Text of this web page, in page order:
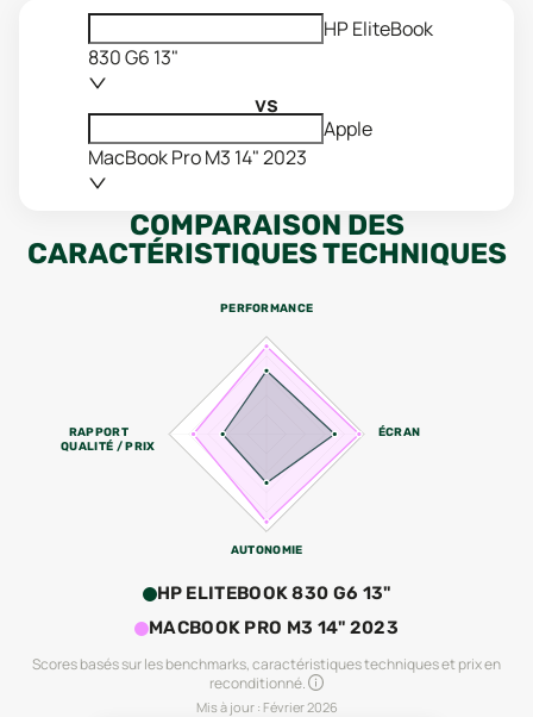
HP EliteBook
830 G6 13"
vs
Apple
MacBook Pro M3 14" 2023
COMPARAISON DES
CARACTÉRISTIQUES TECHNIQUES
PERFORMANCE
ÉCRAN
AUTONOMIE
RAPPORT
QUALITÉ / PRIX
HP ELITEBOOK 830 G6 13"
MACBOOK PRO M3 14" 2023
Scores basés sur les benchmarks, caractéristiques techniques et prix en
reconditionné.
Mis à jour : Février 2026